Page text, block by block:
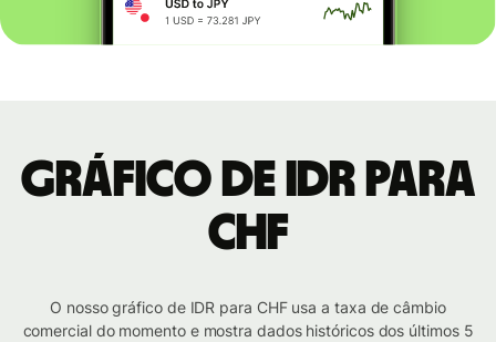
Gráfico de IDR para
CHF
O nosso gráfico de IDR para CHF usa a taxa de câmbio
comercial do momento e mostra dados históricos dos últimos 5